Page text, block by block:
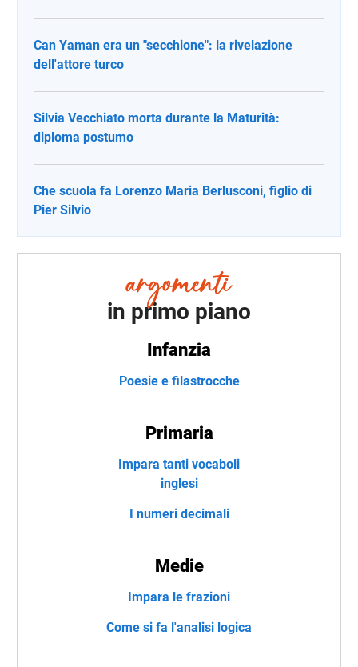
Can Yaman era un "secchione": la rivelazione
dell'attore turco
Silvia Vecchiato morta durante la Maturità:
diploma postumo
Che scuola fa Lorenzo Maria Berlusconi, figlio di
Pier Silvio
in primo piano
Infanzia
Poesie e filastrocche
Primaria
Impara tanti vocaboli
inglesi
I numeri decimali
Medie
Impara le frazioni
Come si fa l'analisi logica